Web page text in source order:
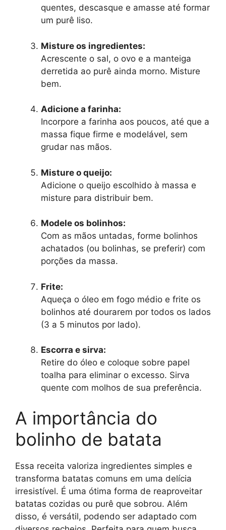
quentes, descasque e amasse até formar
um purê liso.
Misture os ingredientes:
Acrescente o sal, o ovo e a manteiga
derretida ao purê ainda morno. Misture
bem.
Adicione a farinha:
Incorpore a farinha aos poucos, até que a
massa fique firme e modelável, sem
grudar nas mãos.
Misture o queijo:
Adicione o queijo escolhido à massa e
misture para distribuir bem.
Modele os bolinhos:
Com as mãos untadas, forme bolinhos
achatados (ou bolinhas, se preferir) com
porções da massa.
Frite:
Aqueça o óleo em fogo médio e frite os
bolinhos até dourarem por todos os lados
(3 a 5 minutos por lado).
Escorra e sirva:
Retire do óleo e coloque sobre papel
toalha para eliminar o excesso. Sirva
quente com molhos de sua preferência.
A importância do
bolinho de batata
Essa receita valoriza ingredientes simples e
transforma batatas comuns em uma delícia
irresistível. É uma ótima forma de reaproveitar
batatas cozidas ou purê que sobrou. Além
disso, é versátil, podendo ser adaptado com